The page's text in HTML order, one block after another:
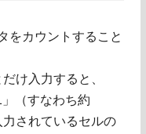
をカウントすること
け入力すると、
（すなわち約
されているセルの